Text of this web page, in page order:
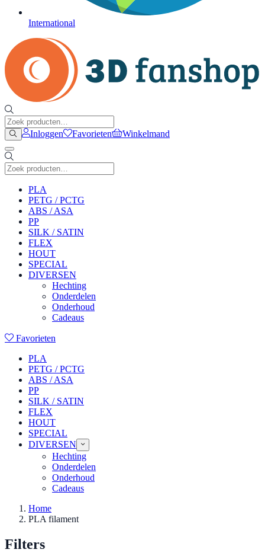
International
Inloggen Favorieten Winkelmand
PLA
PETG / PCTG
ABS / ASA
PP
SILK / SATIN
FLEX
HOUT
SPECIAL
DIVERSEN
Hechting
Onderdelen
Onderhoud
Cadeaus
Favorieten
PLA
PETG / PCTG
ABS / ASA
PP
SILK / SATIN
FLEX
HOUT
SPECIAL
DIVERSEN
Hechting
Onderdelen
Onderhoud
Cadeaus
Home
PLA filament
Filters